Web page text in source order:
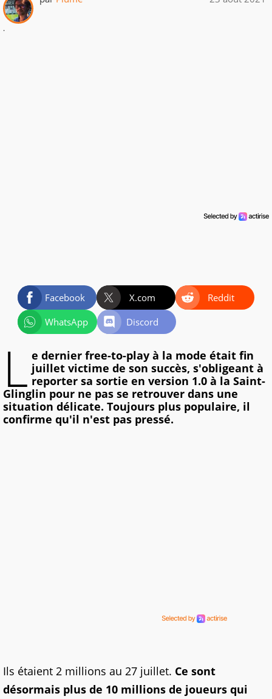
.
Facebook X.com
Reddit
WhatsApp
Discord
L e dernier free-to-play à la mode était fin
juillet victime de son succès, s'obligeant à
reporter sa sortie en version 1.0 à la Saint-
Glinglin pour ne pas se retrouver dans une
situation délicate. Toujours plus populaire, il
confirme qu'il n'est pas pressé.
Ils étaient 2 millions au 27 juillet. Ce sont
désormais plus de 10 millions de joueurs qui